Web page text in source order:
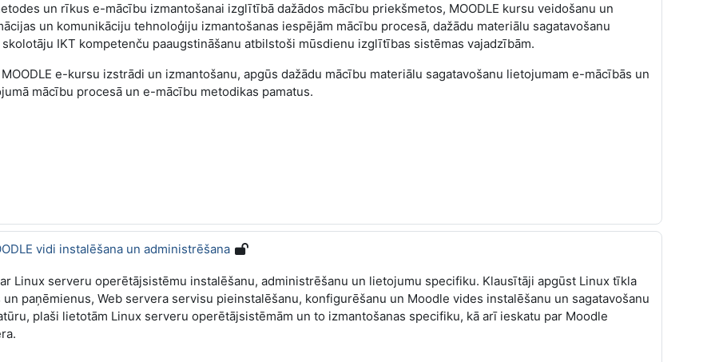
un rīkus e-mācību izmantošanai izglītībā dažādos mācību priekšmetos, MOODLE kursu veidošanu un
un komunikāciju tehnoloģiju izmantošanas iespējām mācību procesā, dažādu materiālu sagatavošanu
IKT kompetenču paaugstināšanu atbilstoši mūsdienu izglītības sistēmas vajadzībām.
e-kursu izstrādi un izmantošanu, apgūs dažādu mācību materiālu sagatavošanu lietojumam e-mācībās un
mācību procesā un e-mācību metodikas pamatus.
vidi instalēšana un administrēšana
Linux serveru operētājsistēmu instalēšanu, administrēšanu un lietojumu specifiku. Klausītāji apgūst Linux tīkla
paņēmienus, Web servera servisu pieinstalēšanu, konfigurēšanu un Moodle vides instalēšanu un sagatavošanu
plaši lietotām Linux serveru operētājsistēmām un to izmantošanas specifiku, kā arī ieskatu par Moodle